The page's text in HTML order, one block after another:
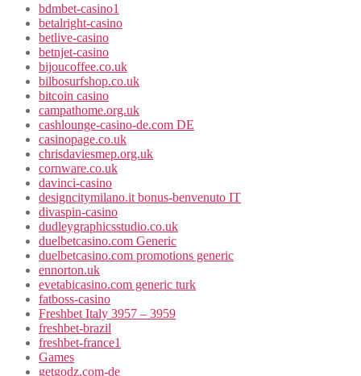
bdmbet-casino1
betalright-casino
betlive-casino
betnjet-casino
bijoucoffee.co.uk
bilbosurfshop.co.uk
bitcoin casino
campathome.org.uk
cashlounge-casino-de.com DE
casinopage.co.uk
chrisdaviesmep.org.uk
cornware.co.uk
davinci-casino
designcitymilano.it bonus-benvenuto IT
divaspin-casino
dudleygraphicsstudio.co.uk
duelbetcasino.com Generic
duelbetcasino.com promotions generic
ennorton.uk
evetabicasino.com generic turk
fatboss-casino
Freshbet Italy 3957 – 3959
freshbet-brazil
freshbet-france1
Games
getgodz.com-de